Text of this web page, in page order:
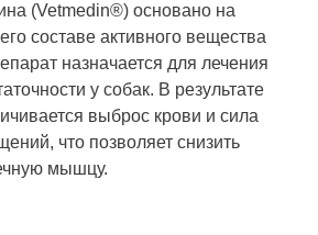
(Vetmedin®) основано на
составе активного вещества
назначается для лечения
у собак. В результате
выброс крови и сила
что позволяет снизить
мышцу.